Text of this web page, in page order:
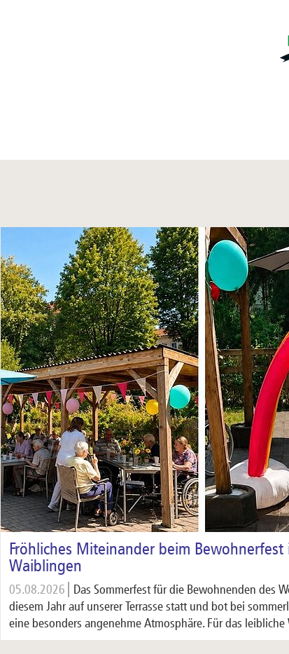
Fröhliches Miteinander beim
Waiblingen
05.08.2026
Das Sommerfest für die Bewohnenden des
diesem Jahr auf unserer Terrasse statt und bot bei
eine besonders angenehme Atmosphäre. Für das